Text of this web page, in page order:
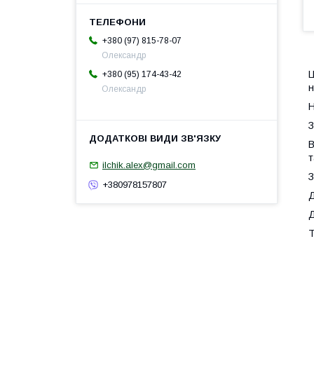
+380 (97) 815-78-07
Олександр
+380 (95) 174-43-42
Олександр
ilchik.alex@gmail.com
+380978157807